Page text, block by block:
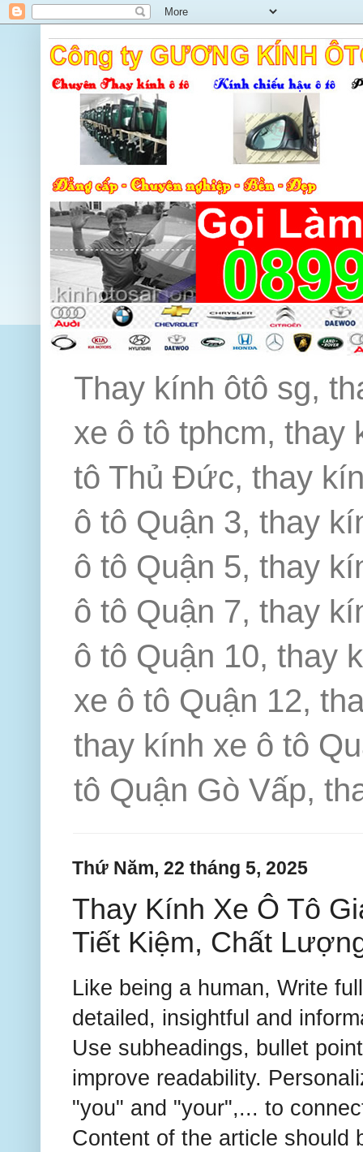
Thay kính ôtô sg,
xe ô tô tphcm, thay
tô Thủ Đức, thay
ô tô Quận 3, thay
ô tô Quận 5, thay
ô tô Quận 7, thay
ô tô Quận 10, thay
xe ô tô Quận 12,
thay kính xe ô tô
tô Quận Gò Vấp,
Thứ Năm, 22 tháng 5, 2025
Thay Kính Xe Ô Tô
Tiết Kiệm, Chất
Like being a human, Write
detailed, insightful and
Use subheadings, bullet
improve readability.
"you" and "your",... to
Content of the article should